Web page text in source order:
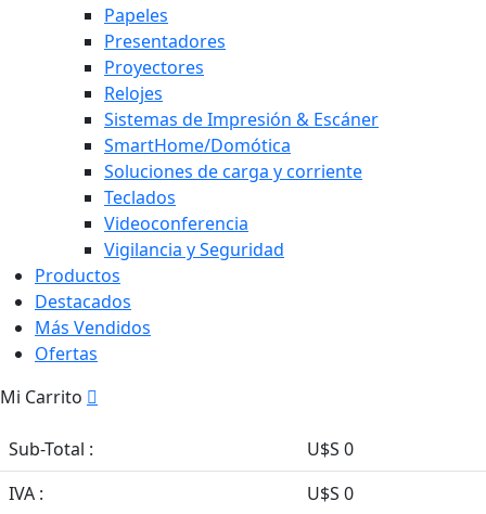
Papeles
Presentadores
Proyectores
Relojes
Sistemas de Impresión & Escáner
SmartHome/Domótica
Soluciones de carga y corriente
Teclados
Videoconferencia
Vigilancia y Seguridad
Productos
Destacados
Más Vendidos
Ofertas
Mi Carrito
Sub-Total :
U$S 0
IVA :
U$S 0